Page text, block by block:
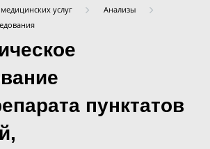
услуг
Анализы
пунктатов